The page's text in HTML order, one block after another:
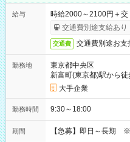
給与
時給2000～2100円＋交
交通費別途支給あり
交通費 交通費別途お支
勤務地
東京都中央区
新富町(東京都)駅から徒
大手企業
勤務時間 9:30～18:00
期間 【急募】即日～長期